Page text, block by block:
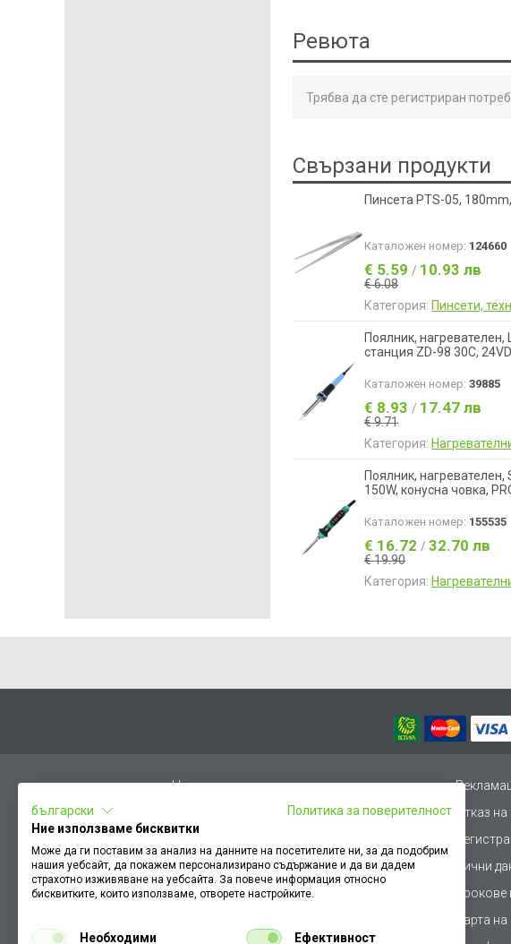
Ревюта
Трябва да сте регистриран
Свързани продукти
Пинсета PTS-05,
Каталожен номер: 124660
€ 5.59 / 10.93 лв
€ 6.08
Категория: Пинсети,
Поялник,
станция ZD-98 30C,
Каталожен номер: 39885
€ 8.93 / 17.47 лв
€ 9.71
Категория:
Поялник, нагревателен,
150W, конусна човка,
Каталожен номер: 155535
€ 16.72 / 32.70 лв
€ 19.90
Категория:
Начало
Отказ
Оплакване / похвала
Лични
Условия за ползване
Карта
български
Политика за поверителност
Ние използваме бисквитки
Може да ги поставим за анализ на данните на посетителите ни, за да подобрим
нашия уебсайт, да покажем персонализирано съдържание и да ви дадем
страхотно изживяване на уебсайта. За повече информация относно
бисквитките, които използваме, отворете настройките.
Необходими Ефективност